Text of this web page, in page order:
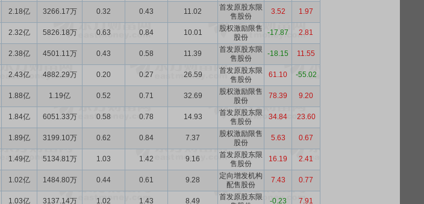
2.18亿 3266.17万 0.32 0.43 11.02
首发原股东限
售股份
3.52 1.97
2.32亿 5826.18万 0.63 0.84 10.01
股权激励限售
股份
-17.87 2.81
2.38亿 4501.11万 0.43 0.58 11.39
首发原股东限
售股份
-18.15 11.55
2.43亿 4882.29万 0.20 0.27 26.59
首发原股东限
售股份
61.10 -55.02
1.88亿 1.19亿 0.52 0.71 32.69
股权激励限售
股份
78.39 9.20
1.84亿 6051.33万 0.58 0.78 14.93
首发原股东限
售股份
34.84 23.60
1.89亿 3199.10万 0.62 0.84 7.37
股权激励限售
股份
5.63 0.67
1.49亿 5134.81万 1.03 1.42 9.16
首发原股东限
售股份
16.19 2.41
1.02亿 1484.80万 0.44 0.61 9.28
定向增发机构
配售股份
7.43 0.77
1.03亿 3137.14万 1.02 1.43 8.49
首发原股东限
-0.23 7.91